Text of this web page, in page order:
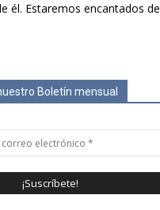
él. Estaremos encantados de
Boletín mensual